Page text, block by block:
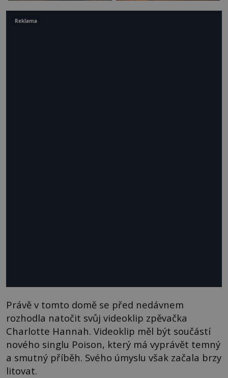
Právě v tomto domě se před nedávnem
rozhodla natočit svůj videoklip zpěvačka
Charlotte Hannah. Videoklip měl být součástí
nového singlu Poison, který má vyprávět temný
a smutný příběh. Svého úmyslu však začala brzy
litovat.
Reklama